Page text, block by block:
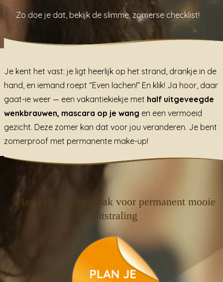
Zo doe je dat, bekijk de slimme, zomerse checklist!
Je kent het vast: je ligt heerlijk op het strand, drankje in de
hand, en iemand roept “Even lachen!” En klik! Ja hoor, daar
gaat-ie weer — een vakantiekiekje met half uitgeveegde
wenkbrauwen, mascara op je wang en een vermoeid
gezicht. Deze zomer kan dat voor jou veranderen. Je bent
zomerproof met permanente make-up!
Plan zelf een afspraak voor permanent mooie
uitstraling